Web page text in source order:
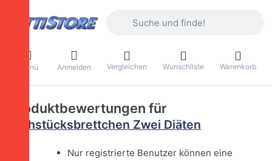
Menü Anmelden Vergleichen Wunschliste Warenkorb
Produktbewertungen für
Frühstücksbrettchen Zwei Diäten
Nur registrierte Benutzer können eine